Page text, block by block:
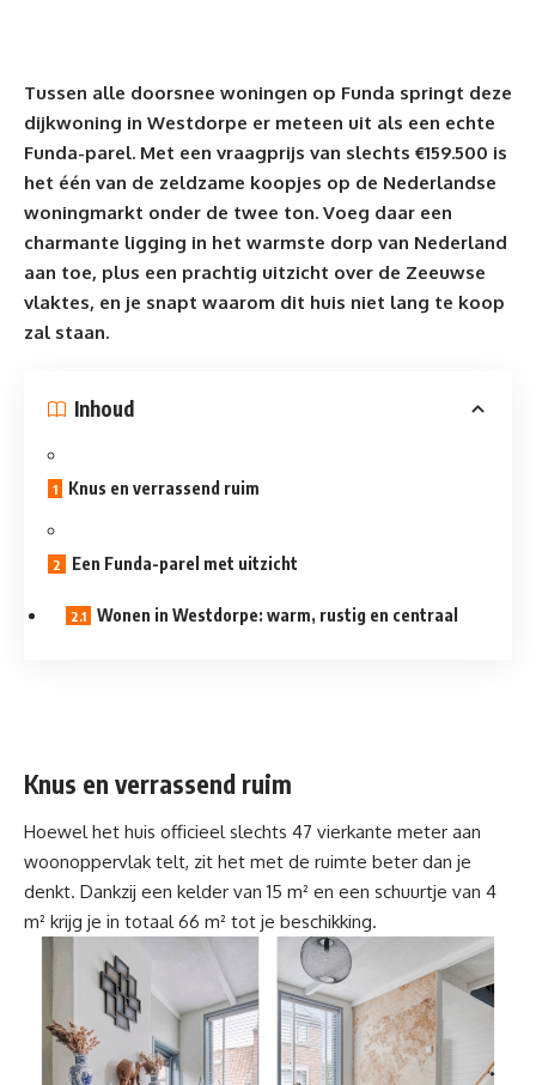
Tussen alle doorsnee woningen op Funda springt deze
dijkwoning in Westdorpe er meteen uit als een echte
Funda-parel. Met een vraagprijs van slechts €159.500 is
het één van de zeldzame koopjes op de Nederlandse
woningmarkt onder de twee ton. Voeg daar een
charmante ligging in het warmste dorp van Nederland
aan toe, plus een prachtig uitzicht over de Zeeuwse
vlaktes, en je snapt waarom dit huis niet lang te koop
zal staan.
Inhoud
Knus en verrassend ruim
Een Funda-parel met uitzicht
Wonen in Westdorpe: warm, rustig en centraal
Knus en verrassend ruim
Hoewel het huis officieel slechts 47 vierkante meter aan
woonoppervlak telt, zit het met de ruimte beter dan je
denkt. Dankzij een kelder van 15 m² en een schuurtje van 4
m² krijg je in totaal 66 m² tot je beschikking.